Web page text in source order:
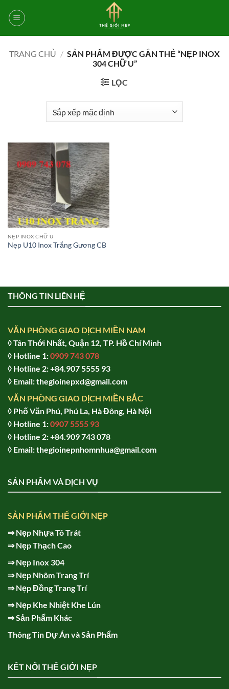
qua
TRANG CHỦ / SẢN PHẨM ĐƯỢC GẮN THẺ “NẸP INOX
304 CHỮ U”
LỌC
NẸP INOX CHỮ U
Nẹp U10 Inox Trắng Gương CB
THÔNG TIN LIÊN HỆ
VĂN PHÒNG GIAO DỊCH MIỀN NAM
◊ Tân Thới Nhất, Quận 12, TP. Hồ Chí Minh
◊ Hotline 1:0909 743 078
◊ Hotline 2: +84.907 5555 93
◊ Email: thegioinepxd@gmail.com
VĂN PHÒNG GIAO DỊCH MIỀN BẮC
◊ Phố Văn Phú, Phú La, Hà Đông, Hà Nội
◊ Hotline 1:0907 5555 93
◊ Hotline 2:+84.909 743 078
◊ Email: thegioinepnhomnhua@gmail.com
SẢN PHẨM VÀ DỊCH VỤ
SẢN PHẨM THẾ GIỚI NẸP
⇒Nẹp Nhựa Tô Trát
⇒Nẹp Thạch Cao
⇒Nẹp Inox 304
⇒Nẹp Nhôm Trang Trí
⇒Nẹp Đồng Trang Trí
⇒Nẹp Khe Nhiệt Khe Lún
⇒Sản Phẩm Khác
Thông Tin Dự Án và Sản Phẩm
KẾT NỐI THẾ GIỚI NẸP